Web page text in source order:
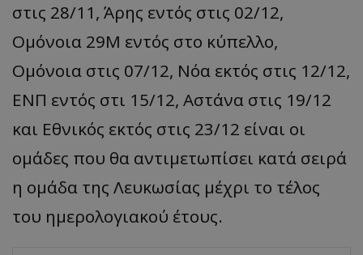
στις 28/11, Άρης εντός στις 02/12,
Ομόνοια 29Μ εντός στο κύπελλο,
Ομόνοια στις 07/12, Νόα εκτός στις 12/12,
ΕΝΠ εντός στι 15/12, Αστάνα στις 19/12
και Εθνικός εκτός στις 23/12 είναι οι
ομάδες που θα αντιμετωπίσει κατά σειρά
η ομάδα της Λευκωσίας μέχρι το τέλος
του ημερολογιακού έτους.